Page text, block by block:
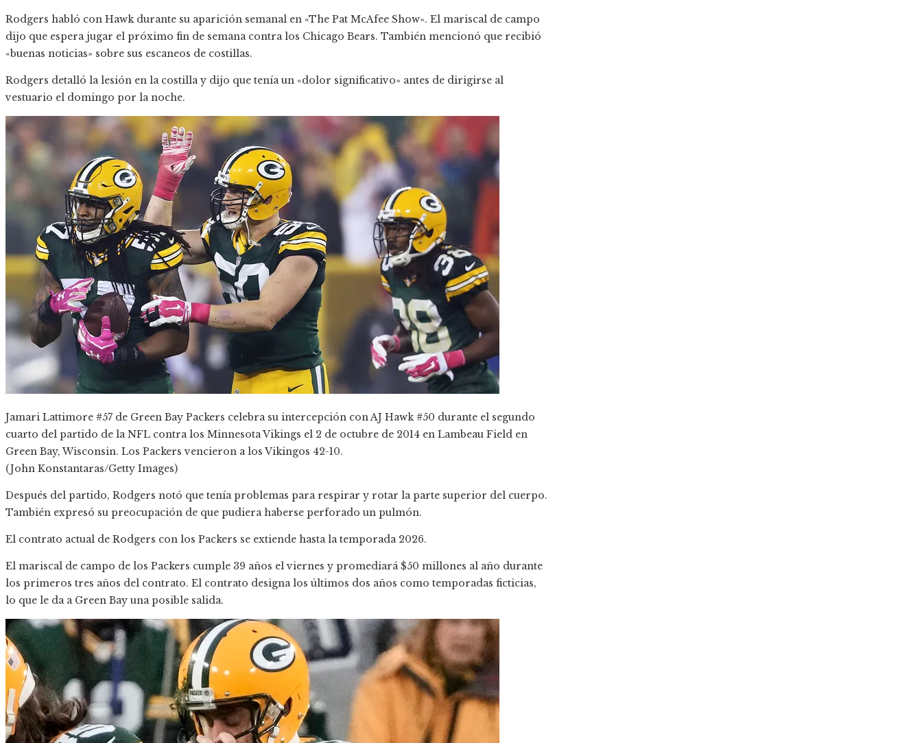
Rodgers habló con Hawk durante su aparición semanal en «The Pat McAfee Show». El mariscal de campo
dijo que espera jugar el próximo fin de semana contra los Chicago Bears. También mencionó que recibió
«buenas noticias» sobre sus escaneos de costillas.
Rodgers detalló la lesión en la costilla y dijo que tenía un «dolor significativo» antes de dirigirse al
vestuario el domingo por la noche.
Jamari Lattimore #57 de Green Bay Packers celebra su intercepción con AJ Hawk #50 durante el segundo
cuarto del partido de la NFL contra los Minnesota Vikings el 2 de octubre de 2014 en Lambeau Field en
Green Bay, Wisconsin. Los Packers vencieron a los Vikingos 42-10.
(John Konstantaras/Getty Images)
Después del partido, Rodgers notó que tenía problemas para respirar y rotar la parte superior del cuerpo.
También expresó su preocupación de que pudiera haberse perforado un pulmón.
El contrato actual de Rodgers con los Packers se extiende hasta la temporada 2026.
El mariscal de campo de los Packers cumple 39 años el viernes y promediará $50 millones al año durante
los primeros tres años del contrato. El contrato designa los últimos dos años como temporadas ficticias,
lo que le da a Green Bay una posible salida.